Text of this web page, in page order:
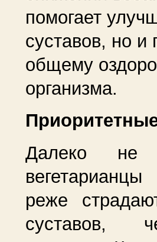
помогает
суставов, но и
общему
организма.
Далеко не
реже
суставов,